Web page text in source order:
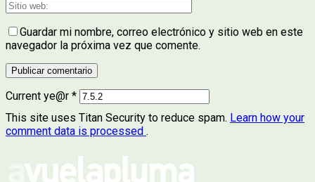
Guardar mi nombre, correo electrónico y sitio web en este
navegador la próxima vez que comente.
Current ye@r *
This site uses Titan Security to reduce spam. Learn how your
comment data is processed .